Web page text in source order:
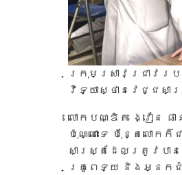
ក្រុមស្រាវជ្រាវរប
វិទ្យាស្ថានវេជ្ជស
លោកបណ្ឌិត ង្វៀន ផ
ប៉ុណ្ណោះទេ ប៉ុន្តែលោ
សាស្ត្រដែលត្រូវប
គ្រូពេទ្យ និងអ្នក